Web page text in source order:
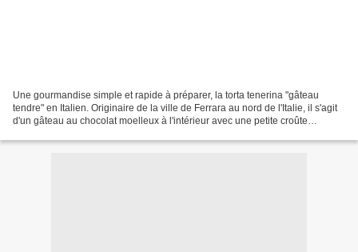
Une gourmandise simple et rapide à préparer, la torta tenerina "gâteau
tendre" en Italien. Originaire de la ville de Ferrara au nord de l'Italie, il s'agit
d'un gâteau au chocolat moelleux à l'intérieur avec une petite croûte